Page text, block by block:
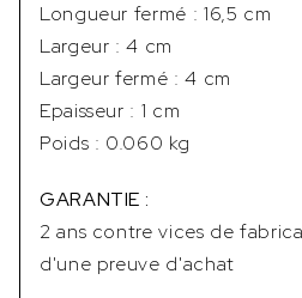
Longueur fermé : 16,5 cm
Largeur : 4 cm
Largeur fermé : 4 cm
Epaisseur : 1 cm
Poids : 0.060 kg
GARANTIE :
2 ans contre vices de
d'une preuve d'achat